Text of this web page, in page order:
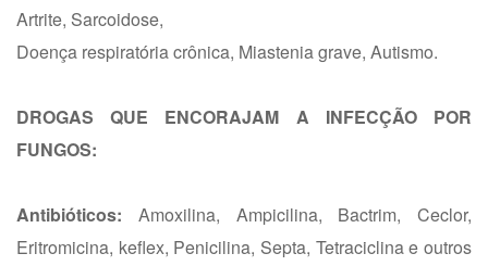
Artrite, Sarcoidose,
Doença respiratória crônica, Miastenia grave, Autismo.
DROGAS QUE ENCORAJAM A INFECÇÃO POR
FUNGOS:
Antibióticos: Amoxilina, Ampicilina, Bactrim, Ceclor,
Eritromicina, keflex, Penicilina, Septa, Tetraciclina e outros